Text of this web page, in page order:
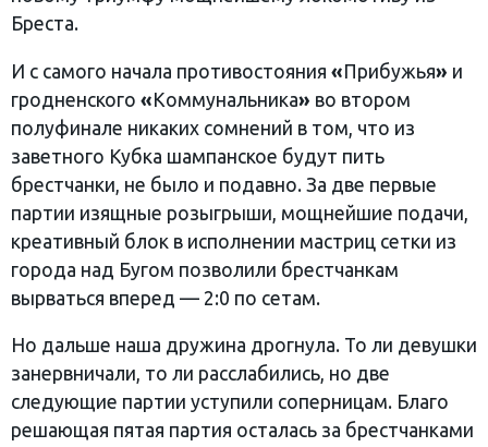
Бреста.
И с самого начала противостояния «Прибужья» и
гродненского «Коммунальника» во втором
полуфинале никаких сомнений в том, что из
заветного Кубка шампанское будут пить
брестчанки, не было и подавно. За две первые
партии изящные розыгрыши, мощнейшие подачи,
креативный блок в исполнении мастриц сетки из
города над Бугом позволили брестчанкам
вырваться вперед — 2:0 по сетам.
Но дальше наша дружина дрогнула. То ли девушки
занервничали, то ли расслабились, но две
следующие партии уступили соперницам. Благо
решающая пятая партия осталась за брестчанками